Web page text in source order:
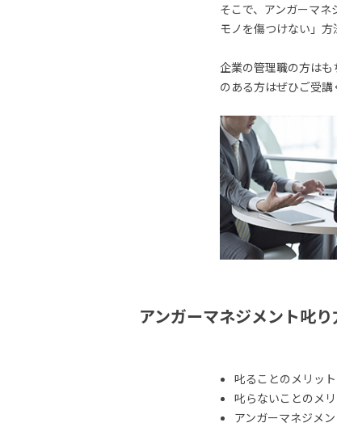
そこで、アンガーマ
モノを傷つけない」
企業の管理職の方は
のある方はぜひご受講
アンガーマネジメント叱
叱ることのメリッ
叱らないことのメ
アンガーマネジメ